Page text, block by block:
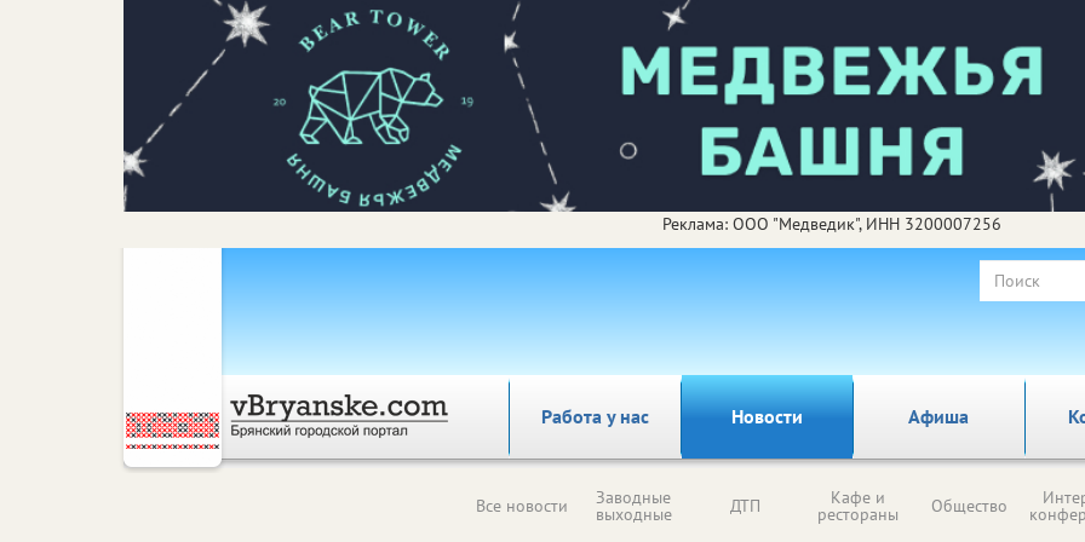
Реклама: ООО "Медведик", ИНН 3200007256
Работа у нас Новости Афиша
Все новости Заводные
выходные ДТП Кафе и
рестораны Общество